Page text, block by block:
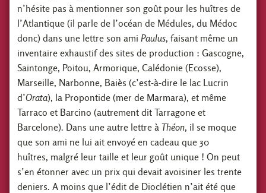
n’hésite pas à mentionner son goût pour les huîtres de
l’Atlantique (il parle de l’océan de Médules, du Médoc
donc) dans une lettre son ami Paulus, faisant même un
inventaire exhaustif des sites de production : Gascogne,
Saintonge, Poitou, Armorique, Calédonie (Ecosse),
Marseille, Narbonne, Baiès (c’est-à-dire le lac Lucrin
d’Orata), la Propontide (mer de Marmara), et même
Tarraco et Barcino (autrement dit Tarragone et
Barcelone). Dans une autre lettre àThéon, il se moque
que son ami ne lui ait envoyé en cadeau que 30
huîtres, malgré leur taille et leur goût unique ! On peut
s’en étonner avec un prix qui devait avoisiner les trente
deniers. A moins que l’édit de Dioclétien n’ait été que